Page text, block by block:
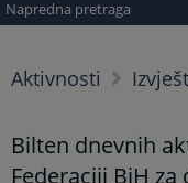
Napredna pretraga
Aktivnosti
Bilten dnevnih
Federaciji BiH za